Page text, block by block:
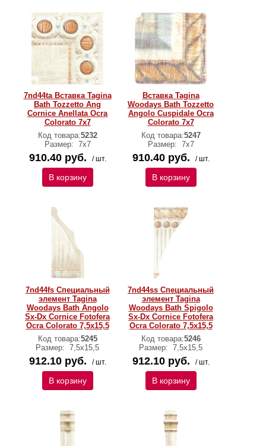
7nd44ta Вставка Tagina
Bath Tozzetto Ang
Cornice Anellata Ocra
Colorato 7x7
Код товара:5232
Размер: 7х7
910.40 руб. / шт.
В корзину
Вставка Tagina
Woodays Bath Tozzetto
Angolo Cuspidale Оcra
Colorato 7х7
Код товара:5247
Размер: 7х7
910.40 руб. / шт.
В корзину
7nd44fs Специальный
элемент Tagina
Woodays Bath Angolo
Sx-Dx Cornice Fotofera
Ocra Colorato 7,5x15,5
Код товара:5245
Размер: 7,5x15,5
912.10 руб. / шт.
В корзину
7nd44ss Специальный
элемент Tagina
Woodays Bath Spigolo
Sx-Dx Cornice Fotofera
Ocra Colorato 7,5x15,5
Код товара:5246
Размер: 7,5x15,5
912.10 руб. / шт.
В корзину